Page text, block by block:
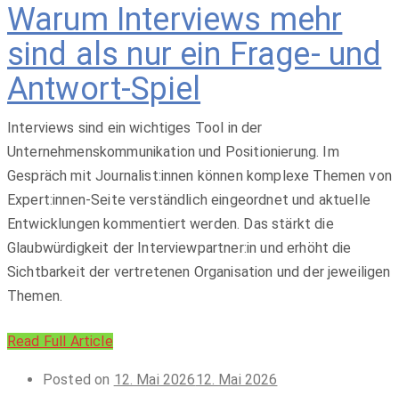
Warum Interviews mehr
sind als nur ein Frage- und
Antwort-Spiel
Interviews sind ein wichtiges Tool in der
Unternehmenskommunikation und Positionierung. Im
Gespräch mit Journalist:innen können komplexe Themen von
Expert:innen-Seite verständlich eingeordnet und aktuelle
Entwicklungen kommentiert werden. Das stärkt die
Glaubwürdigkeit der Interviewpartner:in und erhöht die
Sichtbarkeit der vertretenen Organisation und der jeweiligen
Themen.
Read Full Article
Posted on 12. Mai 202612. Mai 2026